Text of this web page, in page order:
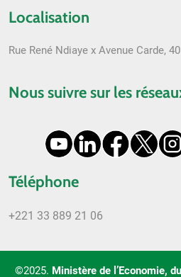
Localisation
Rue René Ndiaye x Avenue Carde,
Nous suivre sur les
Téléphone
+221 33 889 21 06
©2025. Ministère de l’Economie,